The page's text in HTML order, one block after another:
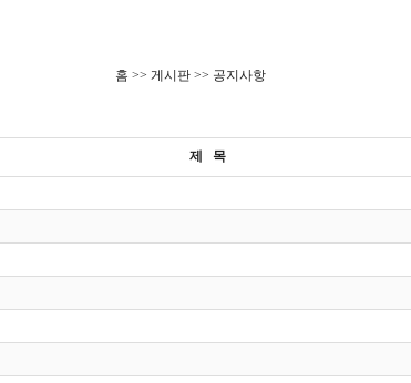
홈 >> 게시판 >> 공지사항
제 목